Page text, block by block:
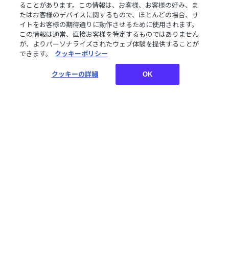
デジタルグッズはダウンロード商品です。
さまざまな企画やコンセプトに沿ったライバーたちのボイ
ス、特典壁紙をご購入いただけます。
お買い物についてご案内しております。詳しくはご利用ガ
イドをご確認ください。
ることがあります。この情報は、お客様、お客様の好み、ま
たはお客様のデバイスに関するもので、ほとんどの場合、サ
イトをお客様の期待通りに動作させるために使用されます。
この情報は通常、直接お客様を特定するものではありません
が、よりパーソナライズされたウェブ体験を提供することが
できます。
クッキーポリシー
クッキーの詳細 OK